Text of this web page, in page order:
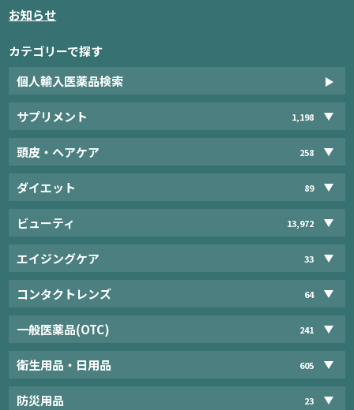
お知らせ
カテゴリーで探す
個人輸入医薬品検索
サプリメント 1,198
頭皮・ヘアケア 258
ダイエット 89
ビューティ 13,972
エイジングケア 33
コンタクトレンズ 64
一般医薬品(OTC) 241
衛生用品・日用品 605
防災用品 23